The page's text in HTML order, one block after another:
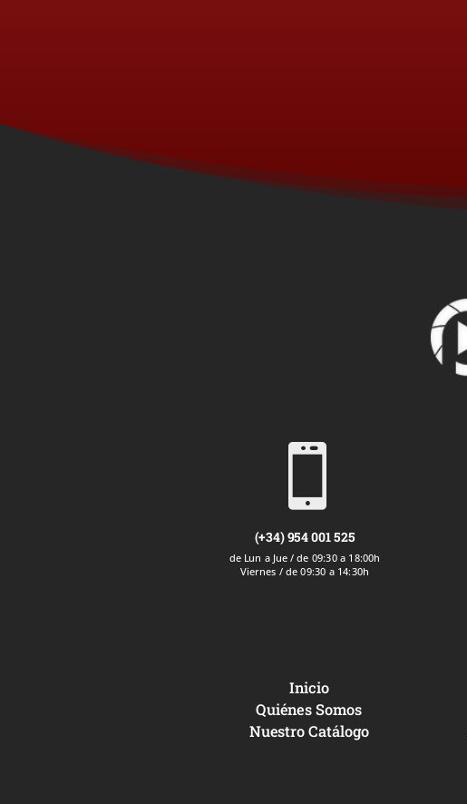

(+34) 954 001 525
de Lun a Jue / de 09:30 a 18:00h
Viernes / de 09:30 a 14:30h
Inicio
Quiénes Somos
Nuestro Catálogo